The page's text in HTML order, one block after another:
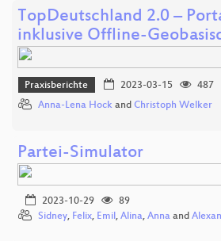
TopDeutschland 2.0 –
inklusive Offline-
Praxisberichte 2023-03-15
487
Anna-Lena Hock and Christoph Welker
Partei-Simulator
2023-10-29
89
Sidney, Felix, Emil , Alina, Anna and